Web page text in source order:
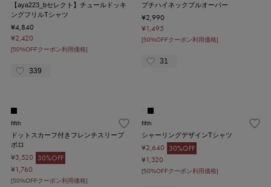
【aya223_bセレクト】チュールドッキ
ングフリルTシャツ
¥4,840
¥2,420
[50%OFFクーポン利用価格]
339
プチハイネックプルオーバー
¥2,990
¥1,495
[50%OFFクーポン利用価格]
31
fifth
ドットスカーフ付きフレンチスリーブ
ポロ
¥3,520 30%OFF
¥1,760
[50%OFFクーポン利用価格]
fifth
シャーリングデザインTシャツ
¥2,640 30%OFF
¥1,320
[50%OFFクーポン利用価格]